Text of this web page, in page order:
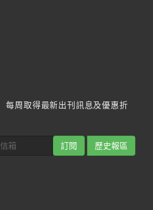
每周取得最新出刊訊息及優惠折
訂閱 歷史報區